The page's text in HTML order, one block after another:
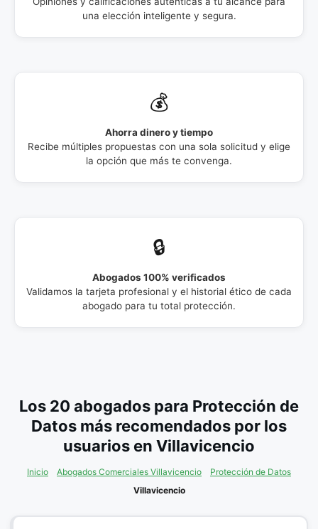
una elección inteligente y segura.
💰
Ahorra dinero y tiempo
Recibe múltiples propuestas con una sola solicitud y elige
la opción que más te convenga.
🔒
Abogados 100% verificados
Validamos la tarjeta profesional y el historial ético de cada
abogado para tu total protección.
Los 20 abogados para Protección de
Datos más recomendados por los
usuarios en Villavicencio
Inicio Abogados Comerciales Villavicencio
Protección de Datos
Villavicencio